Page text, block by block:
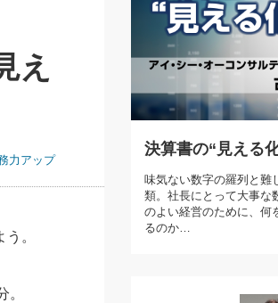
第86回 「言葉狩り」
代の新戦略(12)
される「ウェルビーイング経営入
員に育てる！ 社員教育の決め手(203)
の「中小企業の人育て」(38)
プにつながる！ワンランク上の手紙・メール術
めの“全員営業”(30)
渡部昇一の「日本の指導者たち」(32)
経営に活かす“十八史略”(30)
リーダー脳の鍛え方(32)
ワインを楽しむ基礎レッスン(12)
必読！社長が読むべき今月の4冊(88)
眼と耳で楽しむ読書術(162)
米国スポーツ・ビジネスに学ぶ心理
高橋一喜の『これぞ！"本物の温泉"
経営セミナー情報局(1)
繁栄への着眼点 牟田太陽
講話を聞いて学ぼう 実学
(7)
え
力アップ
。
決算書の“見える
味気ない数字の羅列と難
類。社長にとって大事な
のよい経営のために、何
るのか…